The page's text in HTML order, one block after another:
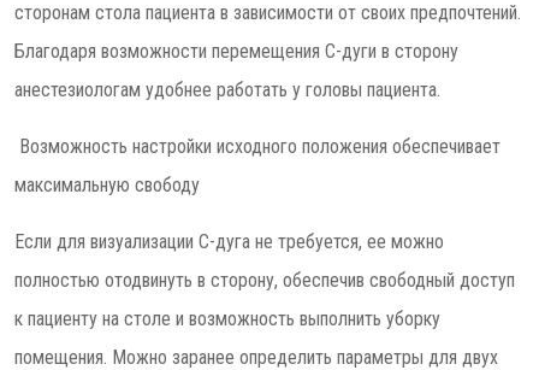
сторонам стола пациента в зависимости от своих предпочтений.
Благодаря возможности перемещения C-дуги в сторону
анестезиологам удобнее работать у головы пациента.
Возможность настройки исходного положения обеспечивает
максимальную свободу
Если для визуализации C-дуга не требуется, ее можно
полностью отодвинуть в сторону, обеспечив свободный доступ
к пациенту на столе и возможность выполнить уборку
помещения. Можно заранее определить параметры для двух